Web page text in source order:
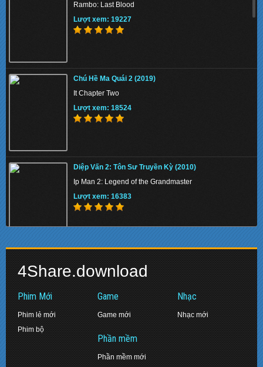
Lượt xem: 152257
Tứ Đại Danh Bổ 3 (2014)
The Four 3 / Si Da Ming Bu 3
Lượt xem: 131457
KungFu Mạc Chược 4: Nữ Thần (2019)
Kung Fu Mahjong Goddess
Lượt xem: 150172
Lượt xem: 154507
Chú Hề Ma Quái (2017)
Lượt xem: 154155
Rambo: Last Blood
Lượt xem: 19227
Chú Hề Ma Quái 2 (2019)
It Chapter Two
Lượt xem: 18524
Diệp Vấn 2: Tôn Sư Truyền Kỳ (2010)
Ip Man 2: Legend of the Grandmaster
Lượt xem: 16383
Journey to China: The Mystery of Iron Mask
Bão Trắng 2: Trùm Á Phiện (2019)
The White Storm 2: Drug Lords
4Share.download
Phim Mới
Phim lẻ mới
Phim bộ
Game
Game mới
Phần mềm
Phần mềm mới
Nhạc
Nhạc mới